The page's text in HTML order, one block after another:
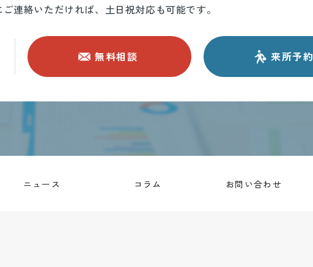
ご連絡いただければ、土日祝対応も可能です。
無料相談 来所予約
ニュース コラム お問い合わせ